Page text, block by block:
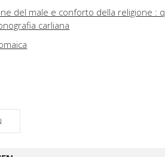
del male e conforto della religione :
carliana